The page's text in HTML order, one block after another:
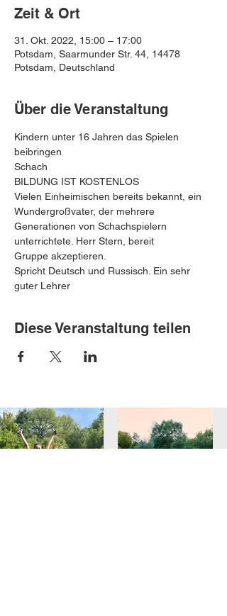
Zeit & Ort
31. Okt. 2022, 15:00 – 17:00
Potsdam, Saarmunder Str. 44, 14478
Potsdam, Deutschland
Über die Veranstaltung
Kindern unter 16 Jahren das Spielen
beibringen
Schach
BILDUNG IST KOSTENLOS
Vielen Einheimischen bereits bekannt, ein
Wundergroßvater, der mehrere
Generationen von Schachspielern
unterrichtete. Herr Stern, bereit
Gruppe akzeptieren.
Spricht Deutsch und Russisch. Ein sehr
guter Lehrer
Diese Veranstaltung teilen